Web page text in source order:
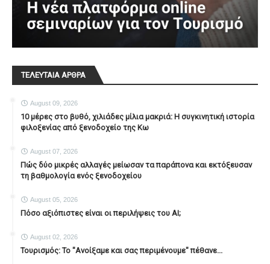
ΤΕΛΕΥΤΑΙΑ ΑΡΘΡΑ
August 09, 2026
10 μέρες στο βυθό, χιλιάδες μίλια μακριά: Η συγκινητική ιστορία
φιλοξενίας από ξενοδοχείο της Κω
August 07, 2026
Πώς δύο μικρές αλλαγές μείωσαν τα παράπονα και εκτόξευσαν
τη βαθμολογία ενός ξενοδοχείου
August 05, 2026
Πόσο αξιόπιστες είναι οι περιλήψεις του ΑΙ;
August 02, 2026
Τουρισμός: Το "Ανοίξαμε και σας περιμένουμε" πέθανε...